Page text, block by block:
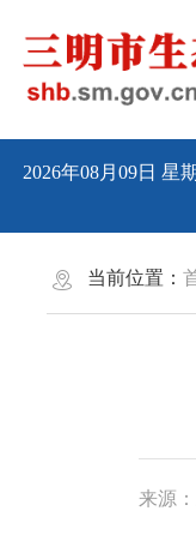
2026年08月09日星
当前位置：
来源